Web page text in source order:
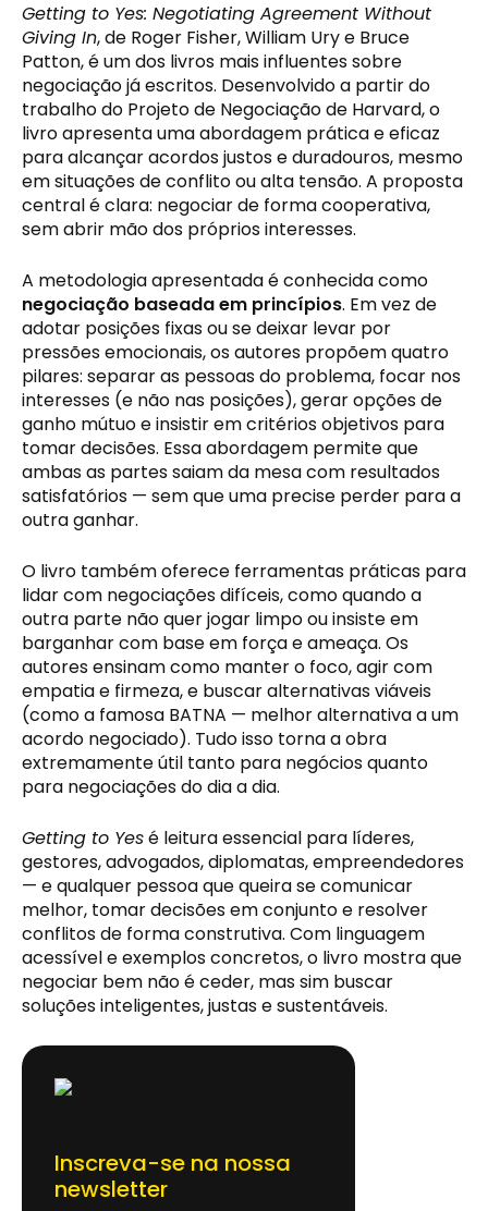
Getting to Yes: Negotiating Agreement Without
Giving In, de Roger Fisher, William Ury e Bruce
Patton, é um dos livros mais influentes sobre
negociação já escritos. Desenvolvido a partir do
trabalho do Projeto de Negociação de Harvard, o
livro apresenta uma abordagem prática e eficaz
para alcançar acordos justos e duradouros, mesmo
em situações de conflito ou alta tensão. A proposta
central é clara: negociar de forma cooperativa,
sem abrir mão dos próprios interesses.
A metodologia apresentada é conhecida como
negociação baseada em princípios. Em vez de
adotar posições fixas ou se deixar levar por
pressões emocionais, os autores propõem quatro
pilares: separar as pessoas do problema, focar nos
interesses (e não nas posições), gerar opções de
ganho mútuo e insistir em critérios objetivos para
tomar decisões. Essa abordagem permite que
ambas as partes saiam da mesa com resultados
satisfatórios — sem que uma precise perder para a
outra ganhar.
O livro também oferece ferramentas práticas para
lidar com negociações difíceis, como quando a
outra parte não quer jogar limpo ou insiste em
barganhar com base em força e ameaça. Os
autores ensinam como manter o foco, agir com
empatia e firmeza, e buscar alternativas viáveis
(como a famosa BATNA — melhor alternativa a um
acordo negociado). Tudo isso torna a obra
extremamente útil tanto para negócios quanto
para negociações do dia a dia.
Getting to Yesé leitura essencial para líderes,
gestores, advogados, diplomatas, empreendedores
— e qualquer pessoa que queira se comunicar
melhor, tomar decisões em conjunto e resolver
conflitos de forma construtiva. Com linguagem
acessível e exemplos concretos, o livro mostra que
negociar bem não é ceder, mas sim buscar
soluções inteligentes, justas e sustentáveis.
Inscreva-se na nossa
newsletter